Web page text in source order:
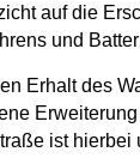
auf die
und
Erhalt des
ist hierbei